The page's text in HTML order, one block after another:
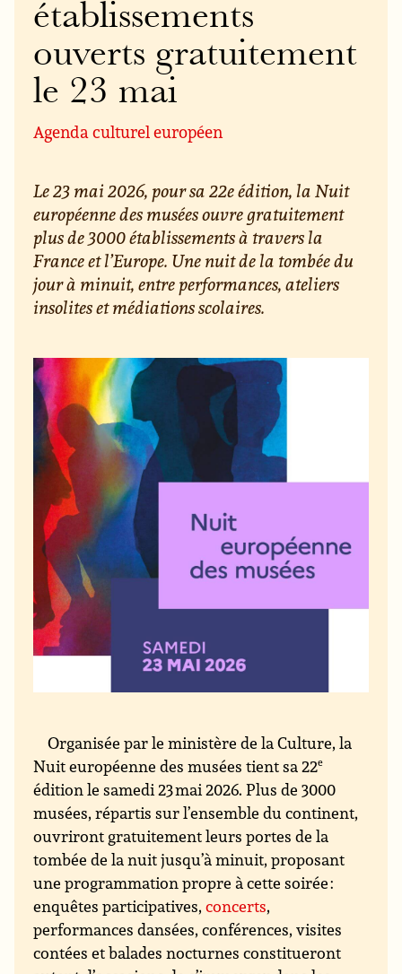
établissements
ouverts gratuitement
le 23 mai
Agenda culturel européen
Le 23 mai 2026, pour sa 22e édition, la Nuit
européenne des musées ouvre gratuitement
plus de 3000 établissements à travers la
France et l’Europe. Une nuit de la tombée du
jour à minuit, entre performances, ateliers
insolites et médiations scolaires.
Organisée par le ministère de la Culture, la
Nuit européenne des musées tient sa 22e
édition le samedi 23 mai 2026. Plus de 3000
musées, répartis sur l’ensemble du continent,
ouvriront gratuitement leurs portes de la
tombée de la nuit jusqu’à minuit, proposant
une programmation propre à cette soirée :
enquêtes participatives,concerts,
performances dansées, conférences, visites
contées et balades nocturnes constitueront